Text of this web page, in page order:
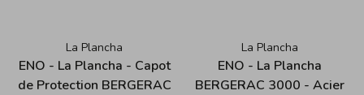
La Plancha
ENO - La Plancha - Capot
de Protection BERGERAC
La Plancha
ENO - La Plancha
BERGERAC 3000 - Acier